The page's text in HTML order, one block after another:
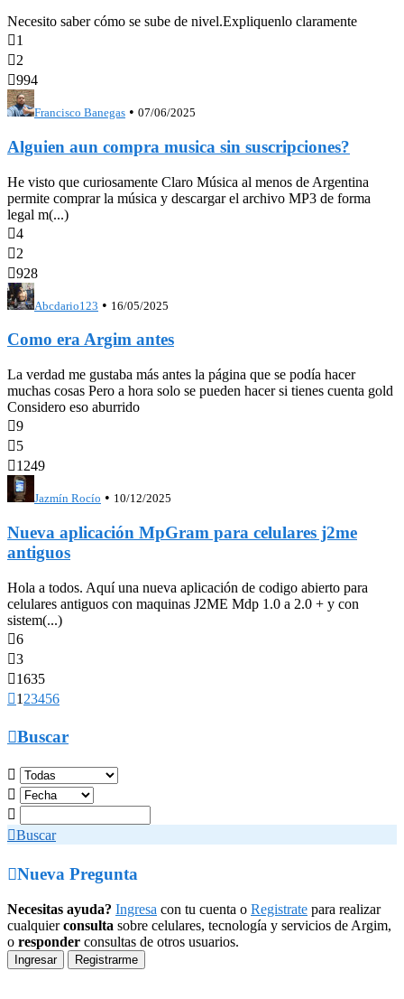
Necesito saber cómo se sube de nivel.Expliquenlo claramente
1
2
994
Francisco Banegas • 07/06/2025
Alguien aun compra musica sin suscripciones?
He visto que curiosamente Claro Música al menos de Argentina
permite comprar la música y descargar el archivo MP3 de forma
legal m(...)
4
2
928
Abcdario123 • 16/05/2025
Como era Argim antes
La verdad me gustaba más antes la página que se podía hacer
muchas cosas Pero a hora solo se pueden hacer si tienes cuenta gold
Considero eso aburrido
9
5
1249
Jazmín Rocío • 10/12/2025
Nueva aplicación MpGram para celulares j2me
antiguos
Hola a todos. Aquí una nueva aplicación de codigo abierto para
celulares antiguos con maquinas J2ME Mdp 1.0 a 2.0 + y con
sistem(...)
6
3
1635
1 23456
Buscar



Buscar
Nueva Pregunta
Necesitas ayuda? Ingresa con tu cuenta o Registrate para realizar
cualquierconsulta sobre celulares, tecnología y servicios de Argim,
o responder consultas de otros usuarios.
Ingresar Registrarme